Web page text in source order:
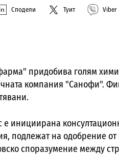
Сподели Туит Viber
придобива голям
компания "Санофи".
е инициирана
подлежат на одобрение от
споразумение между